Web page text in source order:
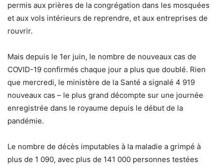
permis aux prières de la congrégation dans les mosquées
et aux vols intérieurs de reprendre, et aux entreprises de
rouvrir.
Mais depuis le 1er juin, le nombre de nouveaux cas de
COVID-19 confirmés chaque jour a plus que doublé. Rien
que mercredi, le ministère de la Santé a signalé 4 919
nouveaux cas – le plus grand décompte sur une journée
enregistrée dans le royaume depuis le début de la
pandémie.
Le nombre de décès imputables à la maladie a grimpé à
plus de 1 090, avec plus de 141 000 personnes testées